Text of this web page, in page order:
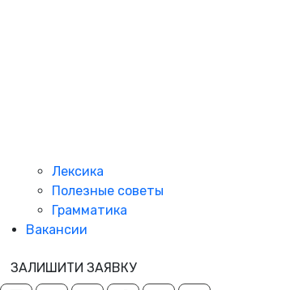
Лексика
Полезные советы
Грамматика
Вакансии
ЗАЛИШИТИ ЗАЯВКУ